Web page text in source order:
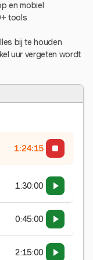
en mobiel
tools
bij te houden
uur vergeten wordt
1:24:15
1:30:00
0:45:00
2:15:00